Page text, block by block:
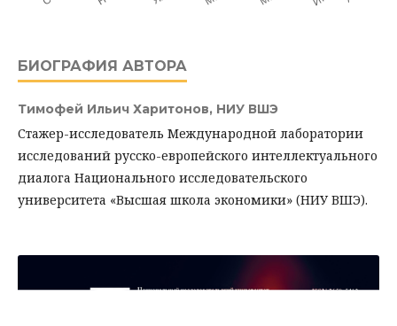
БИОГРАФИЯ АВТОРА
Тимофей Ильич Харитонов, НИУ ВШЭ
Стажер-исследователь Международной лаборатории
исследований русско-европейского интеллектуального
диалога Национального исследовательского
университета «Высшая школа экономики» (НИУ ВШЭ).